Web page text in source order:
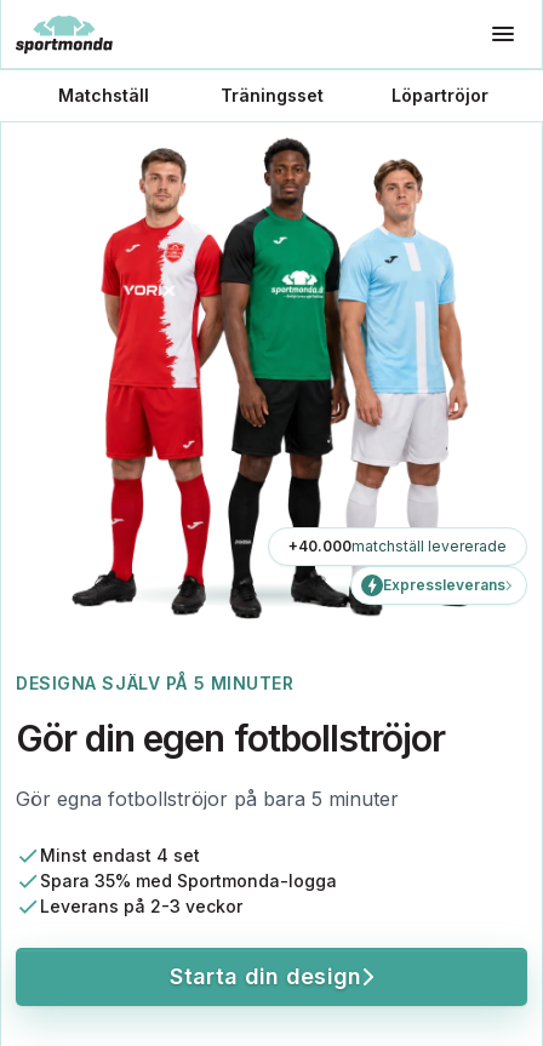
Matchställ Träningsset Löpartröjor
DESIGNA SJÄLV PÅ 5 MINUTER
Gör din egen fotbollströjor
Gör egna fotbollströjor på bara 5 minuter
Minst endast 4 set
Spara 35% med Sportmonda-logga
Leverans på 2-3 veckor
Starta din design
+40.000matchställ levererade
Expressleverans